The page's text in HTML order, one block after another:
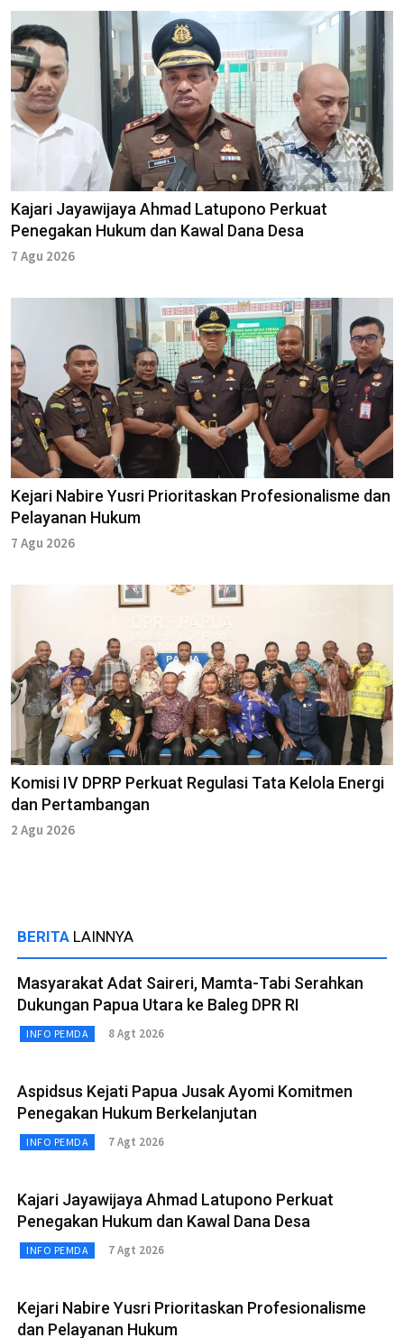
Kajari Jayawijaya Ahmad Latupono Perkuat
Penegakan Hukum dan Kawal Dana Desa
7 Agu 2026
Kejari Nabire Yusri Prioritaskan Profesionalisme dan
Pelayanan Hukum
7 Agu 2026
Komisi IV DPRP Perkuat Regulasi Tata Kelola Energi
dan Pertambangan
2 Agu 2026
BERITA LAINNYA
Masyarakat Adat Saireri, Mamta-Tabi Serahkan
Dukungan Papua Utara ke Baleg DPR RI
INFO PEMDA 8 Agt 2026
Aspidsus Kejati Papua Jusak Ayomi Komitmen
Penegakan Hukum Berkelanjutan
INFO PEMDA 7 Agt 2026
Kajari Jayawijaya Ahmad Latupono Perkuat
Penegakan Hukum dan Kawal Dana Desa
INFO PEMDA 7 Agt 2026
Kejari Nabire Yusri Prioritaskan Profesionalisme
dan Pelayanan Hukum